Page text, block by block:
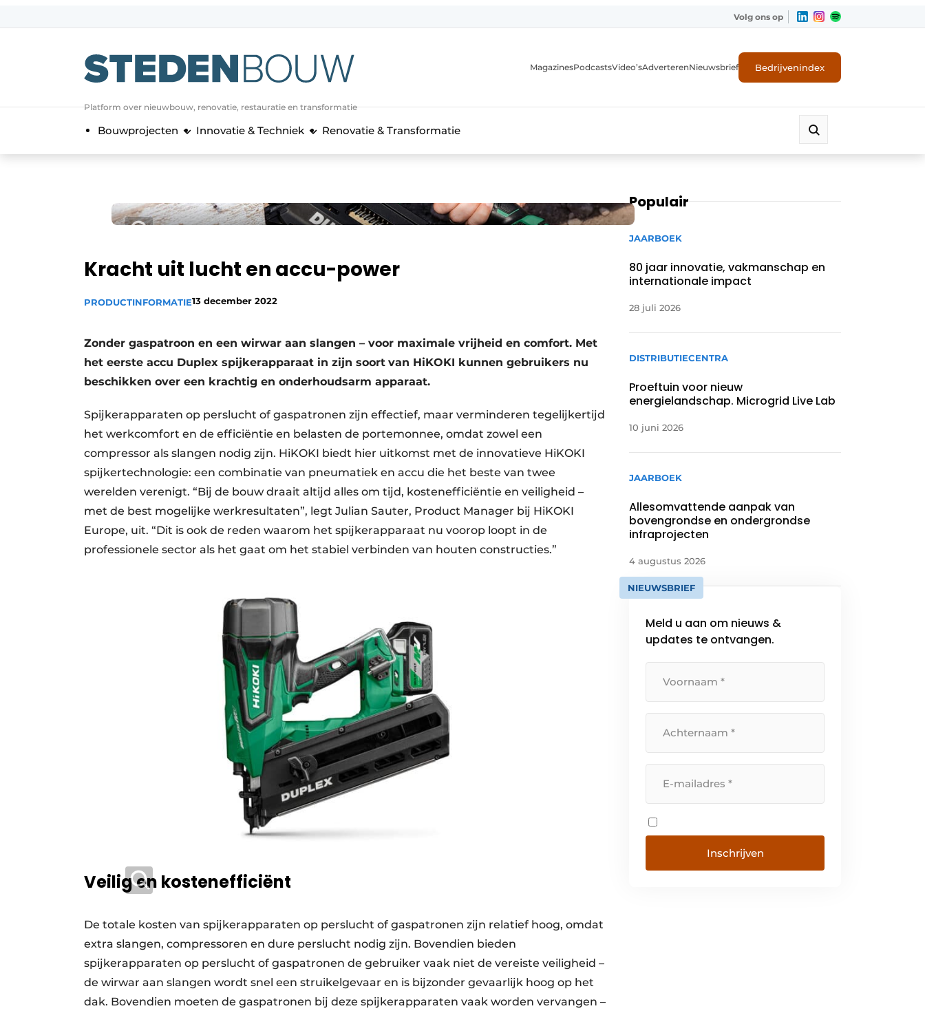
Algemene voorwaarden
authlogoff logon
Bedrijven
Evenement aanmelden
Meest gelezen
Nieuwsbrief
Privacy / Cookie statement
storymetadata
Vacatures
Video’s
Volg ons op
Platform over nieuwbouw, renovatie, restauratie en transformatie
MagazinesPodcastsVideo’sAdverterenNieuwsbrief Bedrijvenindex
Bouwprojecten Innovatie & Techniek Renovatie & Transformatie
Kracht uit lucht en accu-power
PRODUCTINFORMATIE13 december 2022
Zonder gaspatroon en een wirwar aan slangen – voor maximale vrijheid en comfort. Met
het eerste accu Duplex spijkerapparaat in zijn soort van HiKOKI kunnen gebruikers nu
beschikken over een krachtig en onderhoudsarm apparaat.
Spijkerapparaten op perslucht of gaspatronen zijn effectief, maar verminderen tegelijkertijd
het werkcomfort en de efficiëntie en belasten de portemonnee, omdat zowel een
compressor als slangen nodig zijn. HiKOKI biedt hier uitkomst met de innovatieve HiKOKI
spijkertechnologie: een combinatie van pneumatiek en accu die het beste van twee
werelden verenigt. “Bij de bouw draait altijd alles om tijd, kostenefficiëntie en veiligheid –
met de best mogelijke werkresultaten”, legt Julian Sauter, Product Manager bij HiKOKI
Europe, uit. “Dit is ook de reden waarom het spijkerapparaat nu voorop loopt in de
professionele sector als het gaat om het stabiel verbinden van houten constructies.”
Veilig en kostenefficiënt
De totale kosten van spijkerapparaten op perslucht of gaspatronen zijn relatief hoog, omdat
extra slangen, compressoren en dure perslucht nodig zijn. Bovendien bieden
spijkerapparaten op perslucht of gaspatronen de gebruiker vaak niet de vereiste veiligheid –
de wirwar aan slangen wordt snel een struikelgevaar en is bijzonder gevaarlijk hoog op het
dak. Bovendien moeten de gaspatronen bij deze spijkerapparaten vaak worden vervangen –
Populair
JAARBOEK
80 jaar innovatie, vakmanschap en
internationale impact
28 juli 2026
DISTRIBUTIECENTRA
Proeftuin voor nieuw
energielandschap. Microgrid Live Lab
10 juni 2026
JAARBOEK
Allesomvattende aanpak van
bovengrondse en ondergrondse
infraprojecten
4 augustus 2026
NIEUWSBRIEF
Meld u aan om nieuws &
updates te ontvangen.